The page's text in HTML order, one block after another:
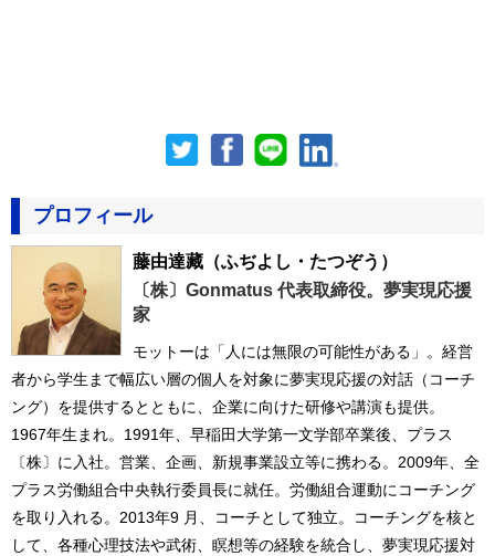
プロフィール
藤由達藏 （ふぢよし・たつぞう）
〔株〕Gonmatus 代表取締役。夢実現応援
家
モットーは「人には無限の可能性がある」。経営
者から学生まで幅広い層の個人を対象に夢実現応援の対話（コーチ
ング）を提供するとともに、企業に向けた研修や講演も提供。
1967年生まれ。1991年、早稲田大学第一文学部卒業後、プラス
〔株〕に入社。営業、企画、新規事業設立等に携わる。2009年、全
プラス労働組合中央執行委員長に就任。労働組合運動にコーチング
を取り入れる。2013年9 月、コーチとして独立。コーチングを核と
して、各種心理技法や武術、瞑想等の経験を統合し、夢実現応援対